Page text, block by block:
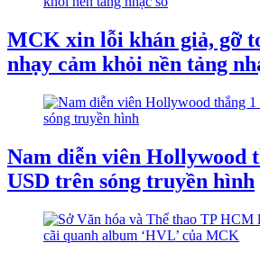
MCK xin lỗi khán giả, gỡ
nhạy cảm khỏi nền tảng
Nam diễn viên Hollywood
USD trên sóng truyền hình